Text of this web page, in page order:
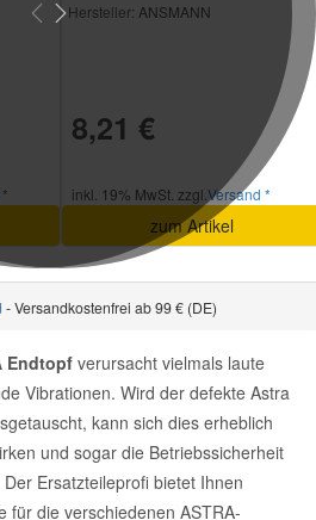
Hersteller: ANSMANN
8,21 €
inkl. 19% MwSt. zzgl. Versand *
zum Artikel
Previous
Next
- Versandkostenfrei ab 99 € (DE)
Endtopf verursacht vielmals laute
Vibrationen. Wird der defekte Astra
kann sich dies erheblich
und sogar die Betriebssicherheit
Ersatzteileprofi bietet Ihnen
für die verschiedenen ASTRA-